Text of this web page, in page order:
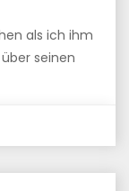
als ich ihm
seinen